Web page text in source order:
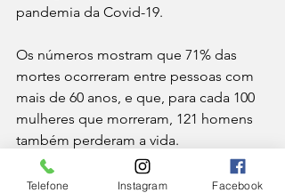
pandemia da Covid-19.
Os números mostram que 71% das
mortes ocorreram entre pessoas com
mais de 60 anos, e que, para cada 100
mulheres que morreram, 121 homens
também perderam a vida.
NACIONAL
Telefone Instagram Facebook